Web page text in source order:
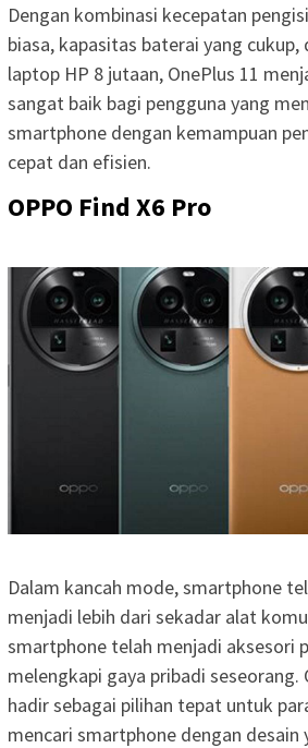
Dengan kombinasi kecepatan
biasa, kapasitas baterai yang
laptop HP 8 jutaan, OnePlus 11
sangat baik bagi pengguna yang
smartphone dengan kemampuan
cepat dan efisien.
OPPO Find X6 Pro
Dalam kancah mode, smartphone
menjadi lebih dari sekadar alat
smartphone telah menjadi aksesori
melengkapi gaya pribadi seseorang.
hadir sebagai pilihan tepat untuk
mencari smartphone dengan desain